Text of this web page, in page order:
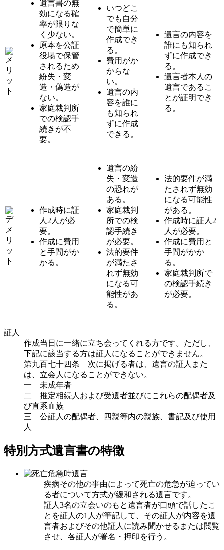
遺言書の無
効になる確
率が限りな
く少ない。
原本を公証
役場で保管
されるため
紛失・変
造・偽造が
ない。
家庭裁判所
での検認手
続きが不
要。
いつどこ
でも自分
で簡単に
作成でき
る。
費用がか
からな
い。
遺言の内
容を誰に
も知られ
ずに作成
できる。
遺言の内容を
誰にも知られ
ずに作成でき
る。
遺言者本人の
遺言であるこ
とが証明でき
る。
作成時に証
人2人が必
要。
作成に費用
と手間がか
かる。
遺言の紛
失・変造
の恐れが
ある。
家庭裁判
所での検
認手続き
が必要。
法的要件
が満たさ
れず無効
になる可
能性があ
る。
法的要件が満
たされず無効
になる可能性
がある。
作成時に証人2
人が必要。
作成に費用と
手間がかか
る。
家庭裁判所で
の検認手続き
が必要。
証人
作成当日に一緒に立ち会ってくれる方です。ただし、
下記に該当する方は証人になることができません。
第九百七十四条 次に掲げる者は、遺言の証人また
は、立会人になることができない。
一 未成年者
二 推定相続人および受遺者並びにこれらの配偶者及
び直系血族
三 公証人の配偶者、四親等内の親族、書記及び使用
人
特別方式遺言書の特徴
疾病その他の事由によって死亡の危急が迫ってい
る者について方式が緩和される遺言です。
証人3名の立会いのもと遺言者が口頭で話したこ
とを証人の1人が筆記して、その証人が内容を遺
言者およびその他証人に読み聞かせるまたは閲覧
させ、各証人が署名・押印を行う。